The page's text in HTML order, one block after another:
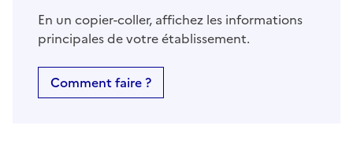
En un copier-coller, affichez les informations
principales de votre établissement.
Comment faire ?